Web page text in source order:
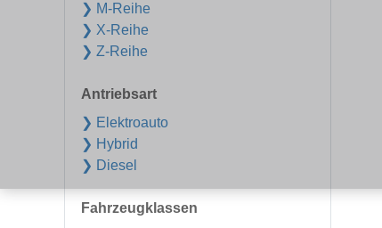
❯ M-Reihe
❯ X-Reihe
❯ Z-Reihe
Antriebsart
❯ Elektroauto
❯ Hybrid
❯ Diesel
Fahrzeugklassen